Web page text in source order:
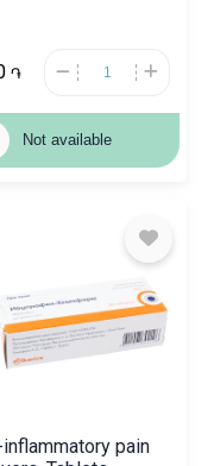
֏
Not available
pain